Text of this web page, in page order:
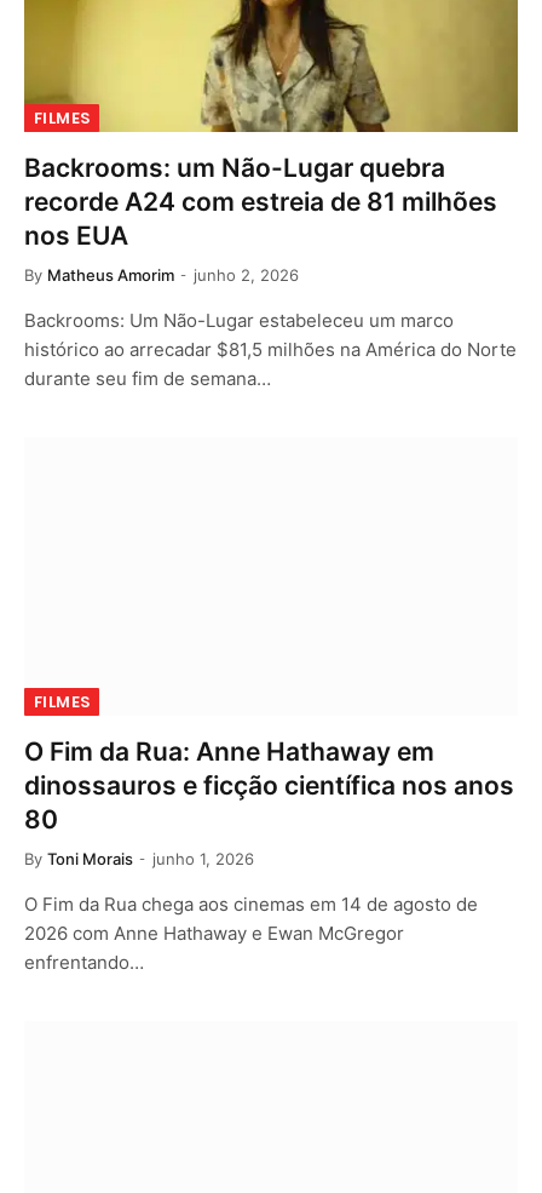
FILMES
Backrooms: um Não-Lugar quebra
recorde A24 com estreia de 81 milhões
nos EUA
By Matheus Amorim junho 2, 2026
Backrooms: Um Não-Lugar estabeleceu um marco
histórico ao arrecadar $81,5 milhões na América do Norte
durante seu fim de semana…
FILMES
O Fim da Rua: Anne Hathaway em
dinossauros e ficção científica nos anos
80
By Toni Morais junho 1, 2026
O Fim da Rua chega aos cinemas em 14 de agosto de
2026 com Anne Hathaway e Ewan McGregor
enfrentando…